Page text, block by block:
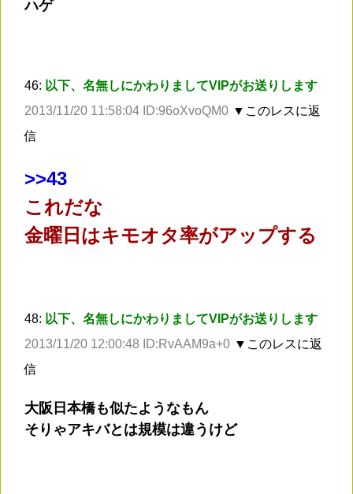
ハゲ
46: 以下、名無しにかわりましてVIPがお送りします
2013/11/20 11:58:04 ID:96oXvoQM0 ▼このレスに返
信
>>43
これだな
金曜日はキモオタ率がアップする
48: 以下、名無しにかわりましてVIPがお送りします
2013/11/20 12:00:48 ID:RvAAM9a+0 ▼このレスに返
信
大阪日本橋も似たようなもん
そりゃアキバとは規模は違うけど